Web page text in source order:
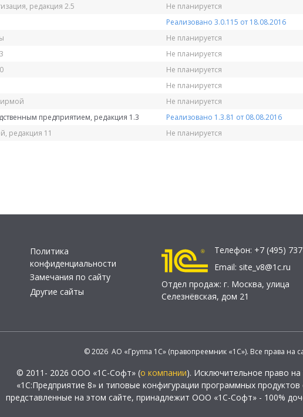
редакция 2.5
Не планируется
Реализовано 3.0.115 от 18.08.2016
Не планируется
Не планируется
Не планируется
Не планируется
Не планируется
предприятием, редакция 1.3
Реализовано 1.3.81 от 08.08.2016
редакция 11
Не планируется
Политика
конфиденциальности
Замечания по сайту
Другие сайты
Телефон: +7 (495)
Email: site_v8@1c.ru
Отдел продаж: г. Москва, улица
Селезнёвская, дом 21
© 2026 АО «Группа 1С» (правопреемник «1С»). Все права на
© 2011- 2026 ООО «1С-Софт» (о компании). Исключительное право
«1С:Предприятие 8» и типовые конфигурации программных
представленные на этом сайте, принадлежит ООО «1С-Софт» - 100%